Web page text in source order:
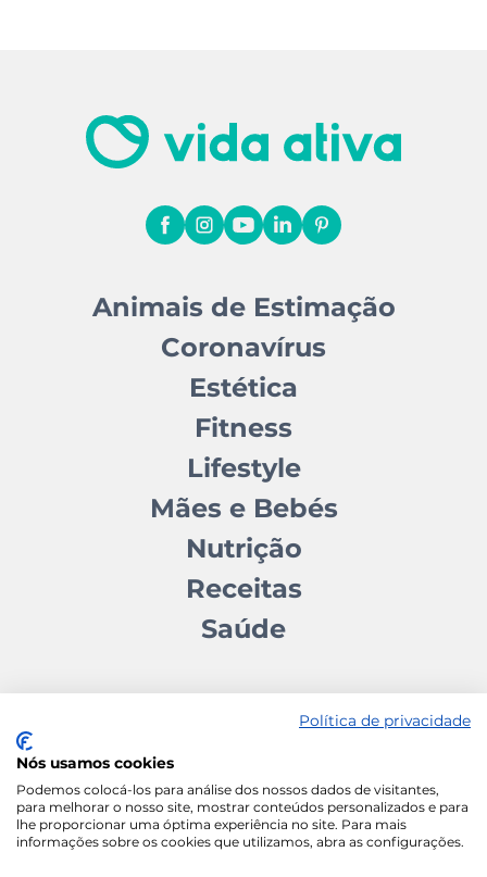
Animais de Estimação
Coronavírus
Estética
Fitness
Lifestyle
Mães e Bebés
Nutrição
Receitas
Saúde
Contactos Quem somos Autores
Estatuto Editorial
Ficha Técnica
Manifesto
Política de privacidade
Nós usamos cookies
Podemos colocá-los para análise dos nossos dados de visitantes,
para melhorar o nosso site, mostrar conteúdos personalizados e para
lhe proporcionar uma óptima experiência no site. Para mais
informações sobre os cookies que utilizamos, abra as configurações.